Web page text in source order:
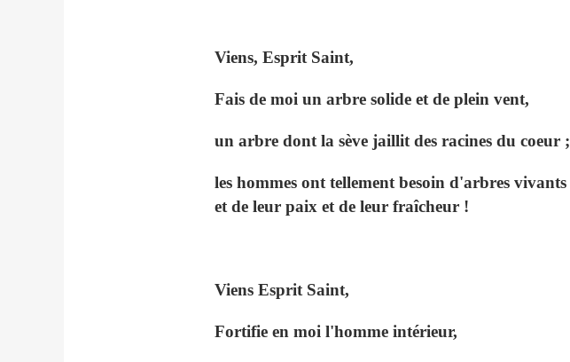
Viens, Esprit Saint,
Fais de moi un arbre solide et de plein vent,
un arbre dont la sève jaillit des racines du coeur ;
les hommes ont tellement besoin d'arbres vivants
et de leur paix et de leur fraîcheur !
Viens Esprit Saint,
Fortifie en moi l'homme intérieur,